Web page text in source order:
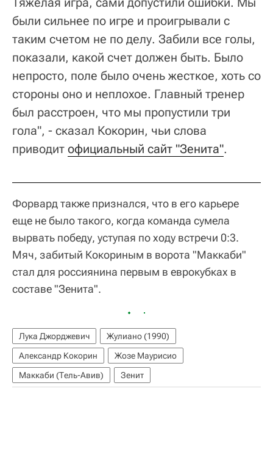
были сильнее по игре и проигрывали с
таким счетом не по делу. Забили все голы,
показали, какой счет должен быть. Было
непросто, поле было очень жесткое, хоть со
стороны оно и неплохое. Главный тренер
был расстроен, что мы пропустили три
гола", - сказал Кокорин, чьи слова
приводит официальный сайт "Зенита".
Форвард также признался, что в его карьере
еще не было такого, когда команда сумела
вырвать победу, уступая по ходу встречи 0:3.
Мяч, забитый Кокориным в ворота "Маккаби"
стал для россиянина первым в еврокубках в
составе "Зенита".
Лука Джорджевич
Жулиано (1990)
Александр Кокорин
Жозе Маурисио
Маккаби (Тель-Авив)
Зенит